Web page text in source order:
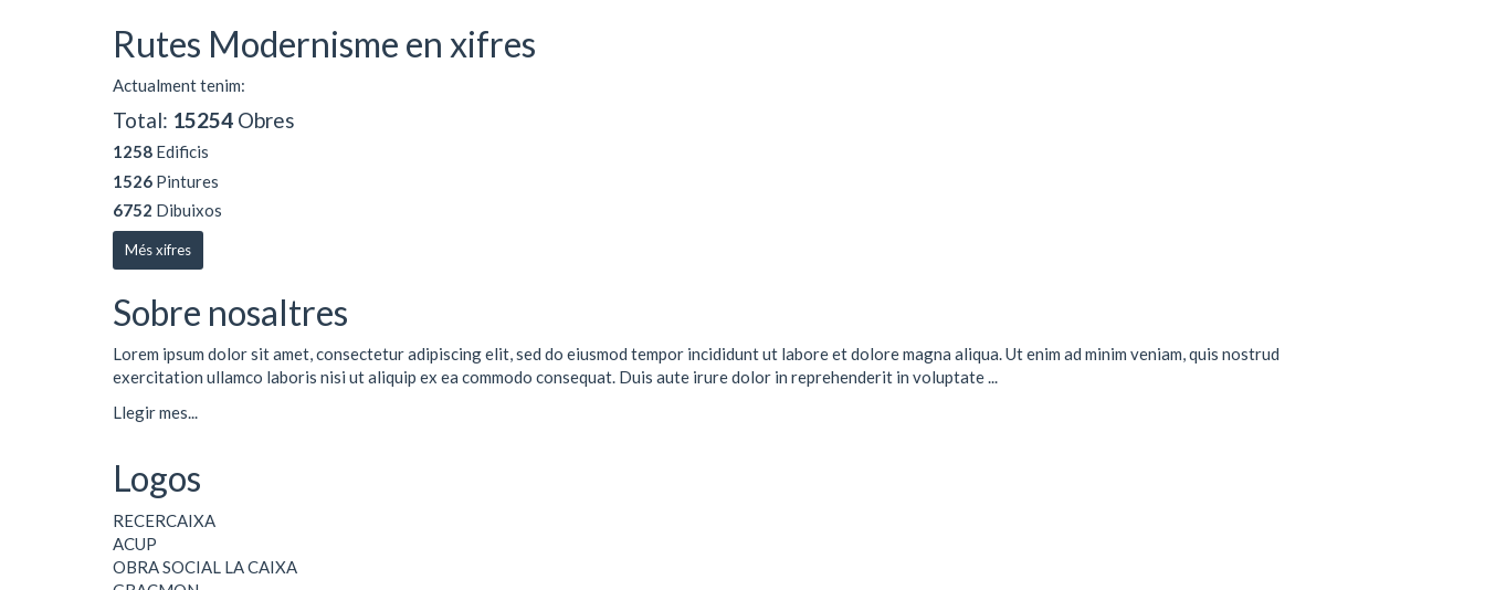
Rutes Modernisme en xifres
Actualment tenim:
Total: 15254 Obres
1258 Edificis
1526 Pintures
6752 Dibuixos
Més xifres
Sobre nosaltres
Lorem ipsum dolor sit amet, consectetur adipiscing elit, sed do eiusmod tempor incididunt ut labore et dolore magna aliqua. Ut enim ad minim veniam, quis nostrud
exercitation ullamco laboris nisi ut aliquip ex ea commodo consequat. Duis aute irure dolor in reprehenderit in voluptate ...
Llegir mes...
Logos
RECERCAIXA
ACUP
OBRA SOCIAL LA CAIXA